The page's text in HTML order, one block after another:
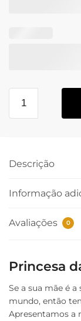
Descrição
Informação
Avaliações 0
Princesa
Se a sua mãe é
mundo, então
Apresentamos a